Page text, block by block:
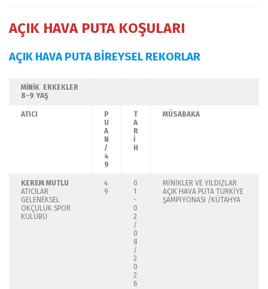
AÇIK HAVA PUTA KOŞULARI
AÇIK HAVA PUTA BİREYSEL REKORLAR
MİNİK ERKEKLER
8-9 YAŞ
ATICI
P
U
A
N
/
4
9
T
A
R
İ
H
MÜSABAKA
KEREM MUTLU
ATICILAR
GELENEKSEL
OKÇULUK SPOR
KULÜBÜ
4
9
0
1
-
0
2
/
0
8
/
2
0
2
6
MİNİKLER VE YILDIZLAR
AÇIK HAVA PUTA TÜRKİYE
ŞAMPİYONASI /KÜTAHYA